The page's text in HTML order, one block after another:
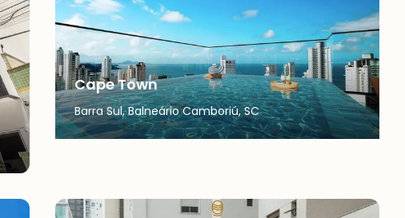
Cape Town
Barra Sul, Balneário Camboriú, SC